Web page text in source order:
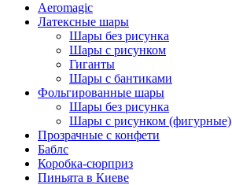
Aeromagic
Латексные шары
Шары без рисунка
Шары с рисунком
Гиганты
Шары с бантиками
Фольгированные шары
Шары без рисунка
Шары с рисунком (фигурные)
Прозрачные с конфети
Баблс
Коробка-сюрприз
Пиньята в Киеве